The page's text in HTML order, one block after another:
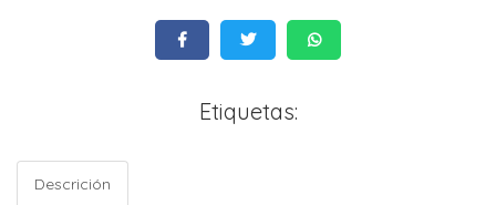
Etiquetas:
Descrición